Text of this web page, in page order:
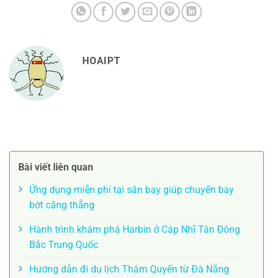
HOAIPT
Bài viết liên quan
Ứng dụng miễn phí tại sân bay giúp chuyến bay
bớt căng thẳng
Hành trình khám phá Harbin ở Cáp Nhĩ Tân Đông
Bắc Trung Quốc
Hướng dẫn đi du lịch Thâm Quyến từ Đà Nẵng